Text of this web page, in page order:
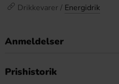
Drikkevarer / Energidrik
Anmeldelser
Prishistorik